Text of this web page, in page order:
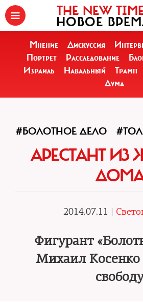
THE NEW
НОВОЕ
Мнение Дискуссия
Портрет
Расследование
Израиль
Навальный Трамп
Дума
#БОЛОТНОЕ ДЕЛО
АРЕСТАНТ ИЗ
2014.07.11 |
Фигурант
Михаил